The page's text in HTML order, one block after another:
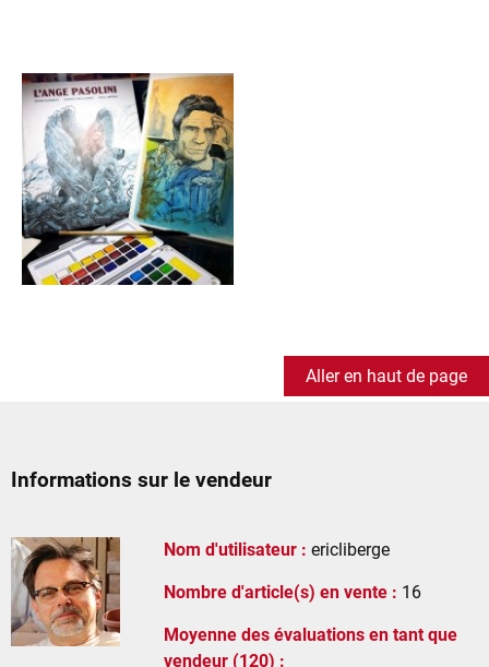
Aller en haut de page
Informations sur le vendeur
Nom d'utilisateur : ericliberge
Nombre d'article(s) en vente : 16
Moyenne des évaluations en tant que
vendeur (120) :